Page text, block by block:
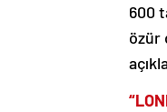
600
özür